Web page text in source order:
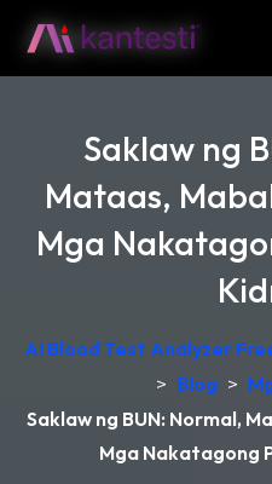
Saklaw ng
Mataas,
Mga
AI Blood Test Analyzer
> Blog >
Saklaw ng BUN: Normal,
Mga Nakatagong